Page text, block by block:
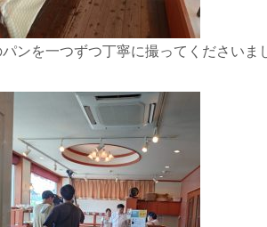
ンを一つずつ丁寧に撮ってくださいま